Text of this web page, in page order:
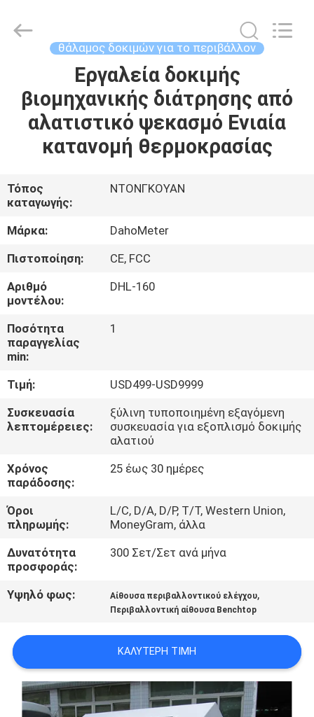
ΠΡΟΪΌΝΤΑ
ΕΜΕΊΣ
ΓΎΡΟΣ
ΕΡΓΟΣΤΑΣΊΩΝ
ΠΟΙΟΤΙΚΌΣ
ΈΛΕΓΧΟΣ
ΕΛΆΤΕ
ΣΕ
ΕΠΑΦΉ
ΜΕ
ΖΗΤΉΣΤΕ
ΈΝΑ
ΑΠΌΣΠΑΣΜΑ
SITEMAP
PRIVACY
POLICY
Developed
θάλαμος δοκιμών για το περιβάλλον
Εργαλεία δοκιμής
βιομηχανικής διάτρησης από
αλατιστικό ψεκασμό Ενιαία
κατανομή θερμοκρασίας
Τόπος
καταγωγής:
ΝΤΟΝΓΚΟΥΑΝ
Μάρκα:
DahoMeter
Πιστοποίηση:
CE, FCC
Αριθμό
μοντέλου:
DHL-160
Ποσότητα
παραγγελίας
min:
1
Τιμή:
USD499-USD9999
Συσκευασία
λεπτομέρειες:
ξύλινη τυποποιημένη εξαγόμενη
συσκευασία για εξοπλισμό δοκιμής
αλατιού
Χρόνος
παράδοσης:
25 έως 30 ημέρες
Όροι
πληρωμής:
L/C, D/A, D/P, T/T, Western Union,
MoneyGram, άλλα
Δυνατότητα
προσφοράς:
300 Σετ/Σετ ανά μήνα
Υψηλό φως: Αίθουσα περιβαλλοντικού ελέγχου,
Περιβαλλοντική αίθουσα Benchtop
ΚΑΛΎΤΕΡΗ ΤΙΜΉ